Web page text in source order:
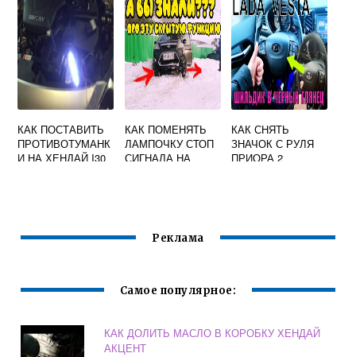
КАК ПОСТАВИТЬ
ПРОТИВОТУМАНК
И НА ХЕНДАЙ I30
КАК ПОМЕНЯТЬ
ЛАМПОЧКУ СТОП
СИГНАЛА НА
КАК СНЯТЬ
ЗНАЧОК С РУЛЯ
ПРИОРА 2
Реклама
Самое популярное:
КАК ДОЛИТЬ МАСЛО В КОРОБКУ ХЕНДАЙ
АКЦЕНТ